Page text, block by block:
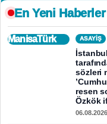
En Yeni Haberler
ManisaTürk ASAYİŞ
sözleri
resen
Özkök
06.08.2026